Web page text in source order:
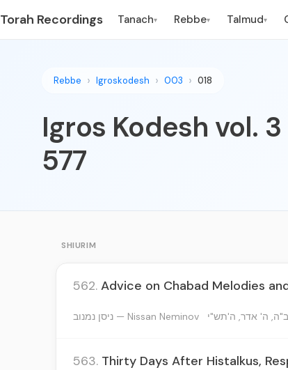
Torah Recordings Tanach▾ Rebbe▾ Talmud▾
Rebbe Igroskodesh 003 018
Igros Kodesh vol.
577
SHIURIM
562. Advice on Chabad Melodies
ניסן נמנוב — Nissan Neminov
ב"ה, ה' אדר, ה'תש"י
563. Thirty Days After Histalkus,